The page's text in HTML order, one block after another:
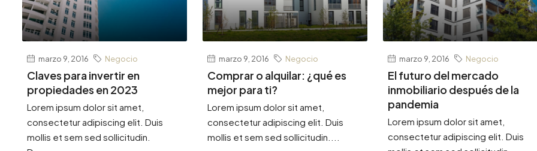
marzo 9, 2016 Negocio
Claves para invertir en
propiedades en 2023
Lorem ipsum dolor sit amet,
consectetur adipiscing elit. Duis
mollis et sem sed sollicitudin.
marzo 9, 2016 Negocio
Comprar o alquilar: ¿qué es
mejor para ti?
Lorem ipsum dolor sit amet,
consectetur adipiscing elit. Duis
mollis et sem sed sollicitudin....
marzo 9, 2016 Negocio
El futuro del mercado
inmobiliario después de la
pandemia
Lorem ipsum dolor sit amet,
consectetur adipiscing elit. Duis